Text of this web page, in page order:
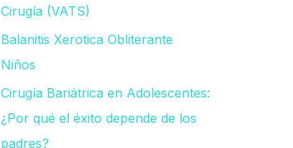
r
:
Cirugía (VATS)
Balanitis Xerotica Obliterante
Niños
Cirugía Bariátrica en Adolescentes:
¿Por qué el éxito depende de los
padres?